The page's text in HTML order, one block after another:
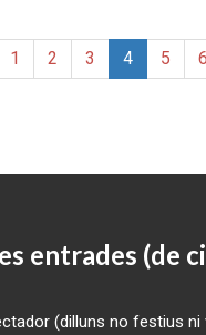
1 2 3 4 5 6
entrades (de
(dilluns no festius ni